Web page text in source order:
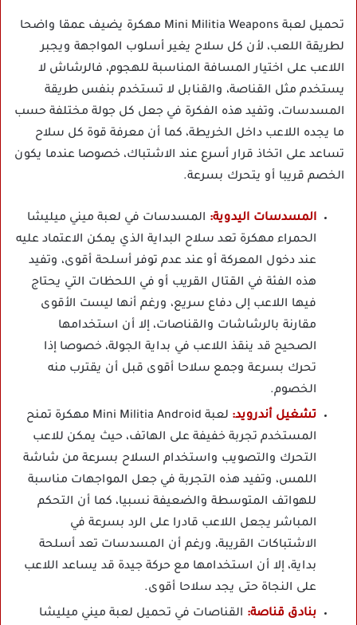
تحميل لعبة Mini Militia Weapons مهكرة يضيف عمقا واضحا
لطريقة اللعب، لأن كل سلاح يغير أسلوب المواجهة ويجبر
اللاعب على اختيار المسافة المناسبة للهجوم، فالرشاش لا
يستخدم مثل القناصة، والقنابل لا تستخدم بنفس طريقة
المسدسات، وتفيد هذه الفكرة في جعل كل جولة مختلفة حسب
ما يجده اللاعب داخل الخريطة، كما أن معرفة قوة كل سلاح
تساعد على اتخاذ قرار أسرع عند الاشتباك، خصوصا عندما يكون
الخصم قريبا أو يتحرك بسرعة.
المسدسات اليدوية: المسدسات في لعبة ميني ميليشا
الحمراء مهكرة تعد سلاح البداية الذي يمكن الاعتماد عليه
عند دخول المعركة أو عند عدم توفر أسلحة أقوى، وتفيد
هذه الفئة في القتال القريب أو في اللحظات التي يحتاج
فيها اللاعب إلى دفاع سريع، ورغم أنها ليست الأقوى
مقارنة بالرشاشات والقناصات، إلا أن استخدامها
الصحيح قد ينقذ اللاعب في بداية الجولة، خصوصا إذا
تحرك بسرعة وجمع سلاحا أقوى قبل أن يقترب منه
الخصوم.
تشغيل أندرويد:
لعبة Mini Militia Android مهكرة تمنح
المستخدم تجربة خفيفة على الهاتف، حيث يمكن للاعب
التحرك والتصويب واستخدام السلاح بسرعة من شاشة
اللمس، وتفيد هذه التجربة في جعل المواجهات مناسبة
للهواتف المتوسطة والضعيفة نسبيا، كما أن التحكم
المباشر يجعل اللاعب قادرا على الرد بسرعة في
الاشتباكات القريبة، ورغم أن المسدسات تعد أسلحة
بداية، إلا أن استخدامها مع حركة جيدة قد يساعد اللاعب
على النجاة حتى يجد سلاحا أقوى.
بنادق قناصة: القناصات في تحميل لعبة ميني ميليشا